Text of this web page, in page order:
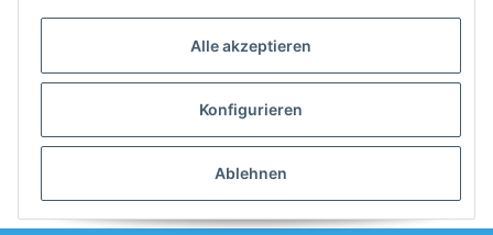
Überweisung
Vertrag widerrufen
Qualität und Service seit 1991 .::. Tel.: +49 (0) 35 726 / 50 458 .::. E-Mail:
info@gastro-point.de
Alle akzeptieren
Konfigurieren
Ablehnen